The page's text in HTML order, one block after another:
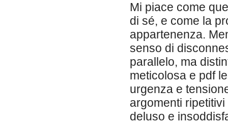
Mi piace come
di sé, e come la
appartenenza.
senso di
parallelo, ma
meticolosa e pdf
urgenza e
argomenti
deluso e